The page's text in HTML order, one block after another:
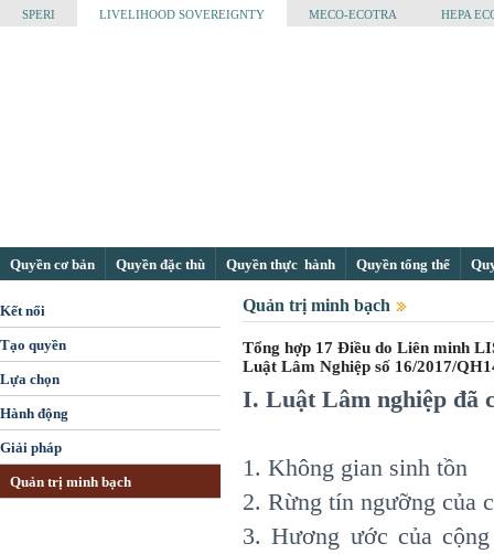
SPERI LIVELIHOOD SOVEREIGNTY MECO-ECOTRA HEPA
Quyền cơ bản Quyền đặc thù Quyền thực hành Quyền tổng thể
Kết nối
Tạo quyền
Lựa chọn
Hành động
Giải pháp
Quản trị minh bạch
Quản trị minh bạch
Tổng hợp 17 Điều do Liên minh
Luật Lâm Nghiệp số 16/2017/
I. Luật Lâm nghiệp đã
1. Không gian sinh tồn
2. Rừng tín ngưỡng của
3. Hương ước của